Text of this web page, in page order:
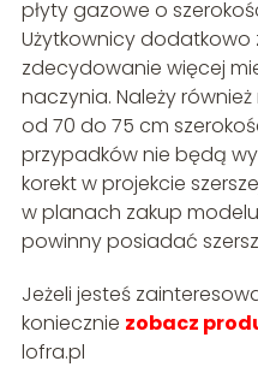
płyty gazowe o
Użytkownicy dodatkowo
zdecydowanie więcej
naczynia. Należy
od 70 do 75 cm
przypadków nie będą
korekt w projekcie
w planach zakup
powinny posiadać
Jeżeli jesteś
koniecznie zobacz
lofra.pl